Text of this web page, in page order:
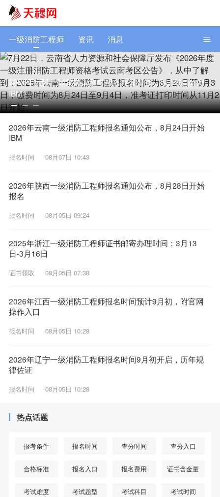
一级消防工程师 资讯 消息
2026年云南一级消防工程师报名通知公布，8月24日开始
IBM
2026年云南一级消防工程师报名通知公布，8月24日开始
IBM
报名时间 08月07日 10:43
2026年陕西一级消防工程师报名通知公布，8月28日开始
报名
报名时间 08月05日 09:24
2025年浙江一级消防工程师证书邮寄办理时间：3月13
日-3月16日
证书领取 08月05日 07:38
2026年江西一级消防工程师报名时间预计9月初，附官网
操作入口
报名时间 08月05日 10:28
2026年辽宁一级消防工程师报名时间9月初开启，历年规
律佐证
报名时间 08月05日 10:28
热点话题
报考条件 报名时间 查分时间 查分入口
合格标准 报名入口 报名费用 证书含金量
考试难度 考试题型 考试科目 考试时间